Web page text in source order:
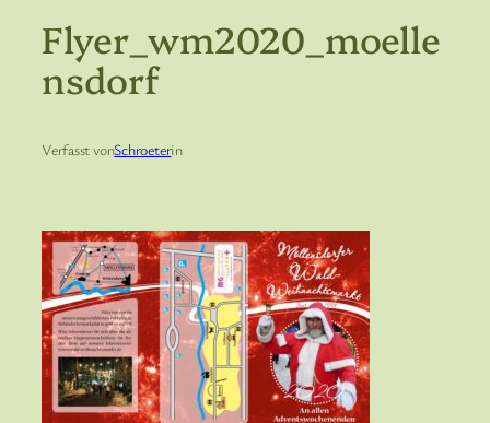
Flyer_wm2020_moelle
Nsdorf
Verfasst vonSchroeterin